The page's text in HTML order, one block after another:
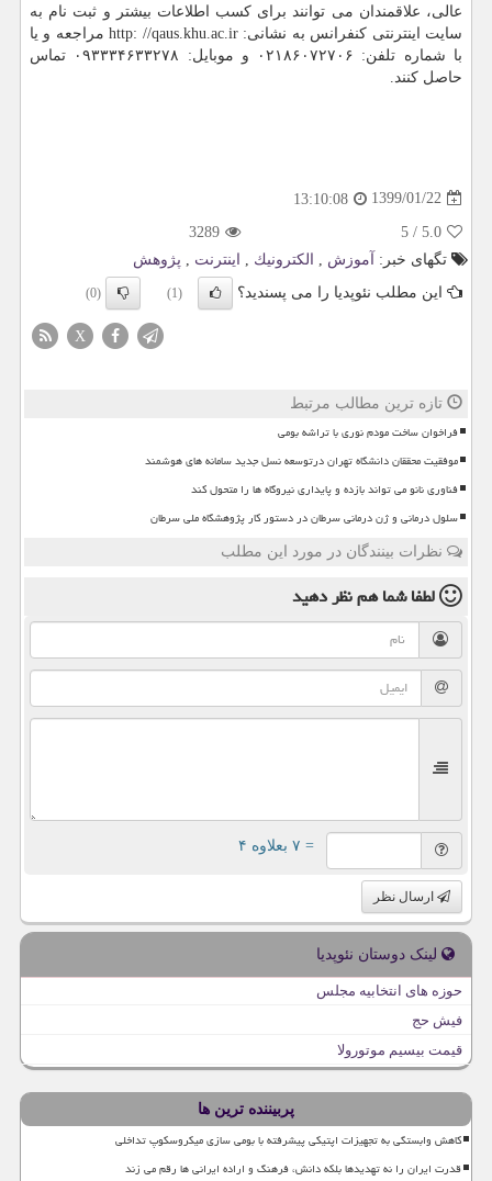
عالی، علاقمندان می توانند برای كسب اطلاعات بیشتر و ثبت نام به
سایت اینترنتی كنفرانس به نشانی: http: //qaus.khu.ac.ir مراجعه و یا
با شماره تلفن: ۰۲۱۸۶۰۷۲۷۰۶ و موبایل: ۰۹۳۳۳۴۶۳۳۲۷۸ تماس
حاصل كنند.
1399/01/22
13:10:08
5.0
/
5
3289
تگهای خبر:
آموزش الكترونیك اینترنت
پژوهش
این مطلب نئوپدیا را می پسندید؟
(1)
(0)
X
تازه ترین مطالب مرتبط
فراخوان ساخت مودم نوری با تراشه بومی
موفقیت محققان دانشگاه تهران درتوسعه نسل جدید سامانه های هوشمند
فناوری نانو می تواند بازده و پایداری نیروگاه ها را متحول کند
سلول درمانی و ژن درمانی سرطان در دستور کار پژوهشگاه ملی سرطان
نظرات بینندگان در مورد این مطلب
لطفا شما همنظر دهید
= ۷ بعلاوه ۴
ارسال نظر
لینک دوستان نئوپدیا
حوزه های انتخابیه مجلس
فیش حج
قیمت بیسیم موتورولا
پربیننده ترین ها
کاهش وابستگی به تجهیزات اپتیکی پیشرفته با بومی سازی میکروسکوپ تداخلی
قدرت ایران را نه تهدیدها بلکه دانش، فرهنگ و اراده ایرانی ها رقم می زند